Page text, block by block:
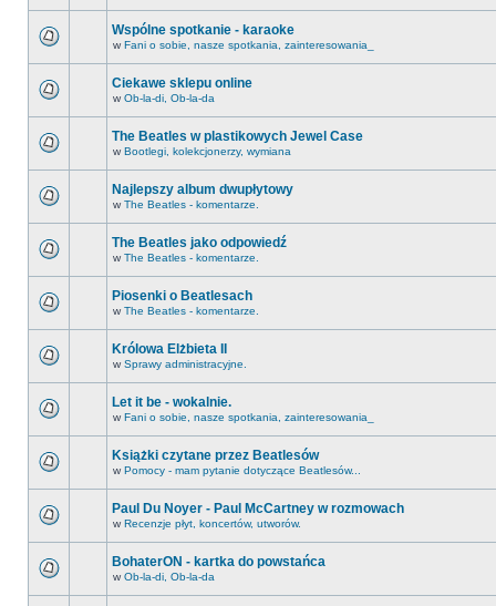
Wspólne spotkanie - karaoke
w Fani o sobie, nasze spotkania, zainteresowania_
Ciekawe sklepu online
w Ob-la-di, Ob-la-da
The Beatles w plastikowych Jewel Case
w Bootlegi, kolekcjonerzy, wymiana
Najlepszy album dwupłytowy
w The Beatles - komentarze.
The Beatles jako odpowiedź
w The Beatles - komentarze.
Piosenki o Beatlesach
w The Beatles - komentarze.
Królowa Elżbieta II
w Sprawy administracyjne.
Let it be - wokalnie.
w Fani o sobie, nasze spotkania, zainteresowania_
Książki czytane przez Beatlesów
w Pomocy - mam pytanie dotyczące Beatlesów...
Paul Du Noyer - Paul McCartney w rozmowach
w Recenzje płyt, koncertów, utworów.
BohaterON - kartka do powstańca
w Ob-la-di, Ob-la-da